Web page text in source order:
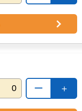
＋
ー